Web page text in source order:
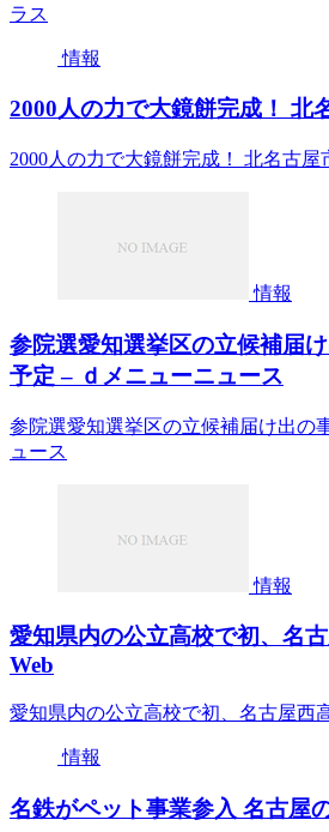
ラス
情報
2000人の力で大鏡餅完成！ 北
2000人の力で大鏡餅完成！ 北名古
情報
参院選愛知選挙区の立候補届
予定 – ｄメニューニュース
参院選愛知選挙区の立候補届け出
ュース
情報
愛知県内の公立高校で初、名
Web
愛知県内の公立高校で初、名古屋西
情報
名鉄がペット事業参入 名古屋